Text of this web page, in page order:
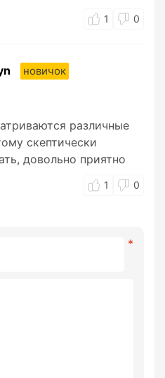
1 0
новичок
различные
скептически
довольно приятно
1 0